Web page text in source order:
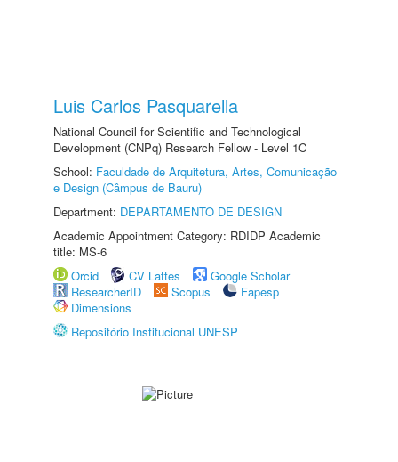
Luis Carlos Pasquarella
National Council for Scientific and Technological
Development (CNPq) Research Fellow - Level 1C
School: Faculdade de Arquitetura, Artes, Comunicação
e Design (Câmpus de Bauru)
Department: DEPARTAMENTO DE DESIGN
Academic Appointment Category: RDIDP Academic
title: MS-6
Orcid
CV Lattes
Google Scholar
ResearcherID
Scopus
Fapesp
Dimensions
Repositório Institucional UNESP